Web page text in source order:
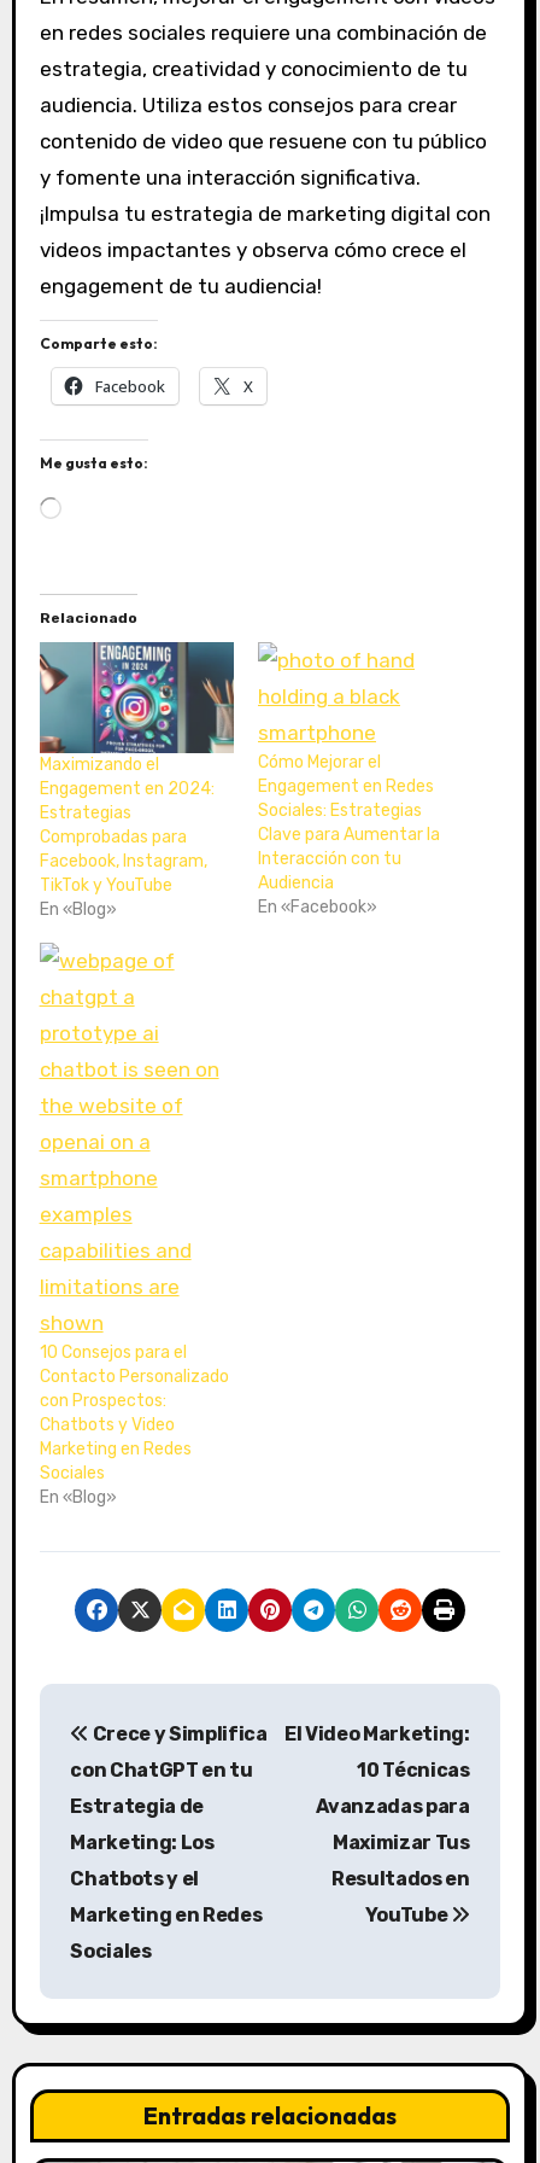
en redes sociales requiere una combinación de
estrategia, creatividad y conocimiento de tu
audiencia. Utiliza estos consejos para crear
contenido de video que resuene con tu público
y fomente una interacción significativa.
¡Impulsa tu estrategia de marketing digital con
videos impactantes y observa cómo crece el
engagement de tu audiencia!
Comparte esto:
Facebook X
Me gusta esto:
a
n
o
.
Relacionado
Maximizando el
Engagement en 2024:
Estrategias
Comprobadas para
Facebook, Instagram,
TikTok y YouTube
En «Blog»
Cómo Mejorar el
Engagement en Redes
Sociales: Estrategias
Clave para Aumentar la
Interacción con tu
Audiencia
En «Facebook»
10 Consejos para el
Contacto Personalizado
con Prospectos:
Chatbots y Video
Marketing en Redes
Sociales
En «Blog»
N
c
i
ó
n
Crece y Simplifica
con ChatGPT en tu
Estrategia de
Marketing: Los
Chatbots y el
Marketing en Redes
Sociales
El Video Marketing:
10 Técnicas
Avanzadas para
Maximizar Tus
Resultados en
YouTube
Entradas relacionadas